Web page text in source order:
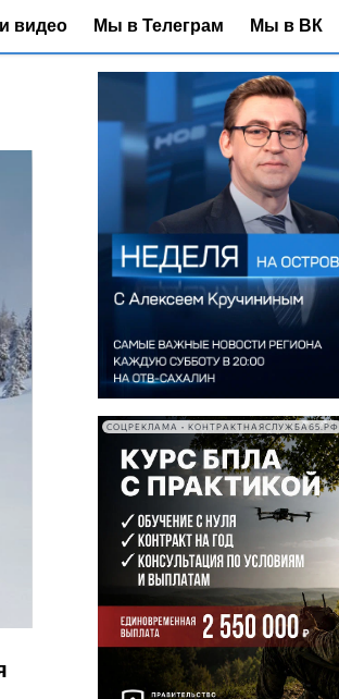
видео Мы в Телеграм Мы в ВК
СОЦРЕКЛАМА • КОНТРАКТНАЯСЛУЖБА65.РФ